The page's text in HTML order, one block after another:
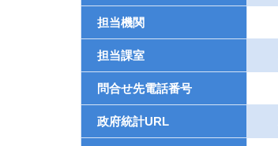
担当機関
担当課室
問合せ先電話番号
政府統計URL